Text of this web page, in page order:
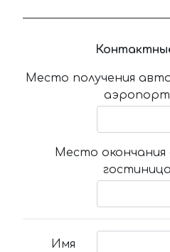
Место получения
аэропорт
Место окончания
Имя